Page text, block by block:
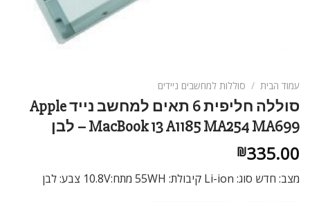
עמוד הבית / סוללות למחשבים ניידים
סוללה חליפית 6 תאים למחשב נייד Apple
MacBook 13 A1185 MA254 MA699 – לבן
₪335.00
מצב: חדש סוג: Li-ion קיבולת: 55WH מתח:10.8V צבע: לבן